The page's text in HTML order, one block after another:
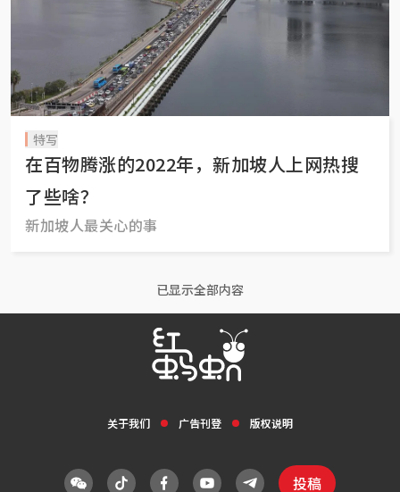
特写
在百物腾涨的2022年，新加坡人上网热搜
了些啥？
新加坡人最关心的事
已显示全部内容
关于我们 广告刊登 版权说明
投稿